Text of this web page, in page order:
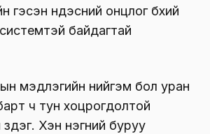
гэсэн үндэсний онцлог бүхий
байдагтай
мэдлэгийн нийгэм бол уран
ч тун хоцрогдолтой
. Хэн нэгний буруу